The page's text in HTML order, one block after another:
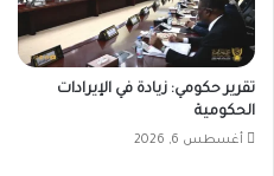
تقرير حكومي: زيادة في الإيرادات
الحكومية
أغسطس 6, 2026